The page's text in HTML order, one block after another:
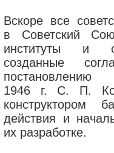
Вскоре все
в Советский
институты и
созданные
1946 г. С. П.
конструктором
действия и
их разработке.